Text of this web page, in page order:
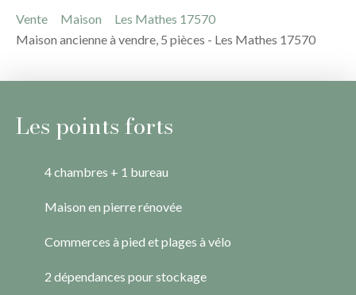
Vente Maison
Les Mathes 17570
Maison ancienne à vendre, 5 pièces - Les Mathes 17570
Les points forts
4 chambres + 1 bureau
Maison en pierre rénovée
Commerces à pied et plages à vélo
2 dépendances pour stockage